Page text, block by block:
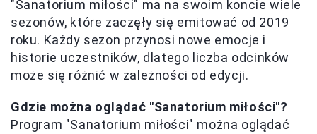
"Sanatorium miłości" ma na swoim koncie wiele
sezonów, które zaczęły się emitować od 2019
roku. Każdy sezon przynosi nowe emocje i
historie uczestników, dlatego liczba odcinków
może się różnić w zależności od edycji.
Gdzie można oglądać "Sanatorium miłości"?
Program "Sanatorium miłości" można oglądać